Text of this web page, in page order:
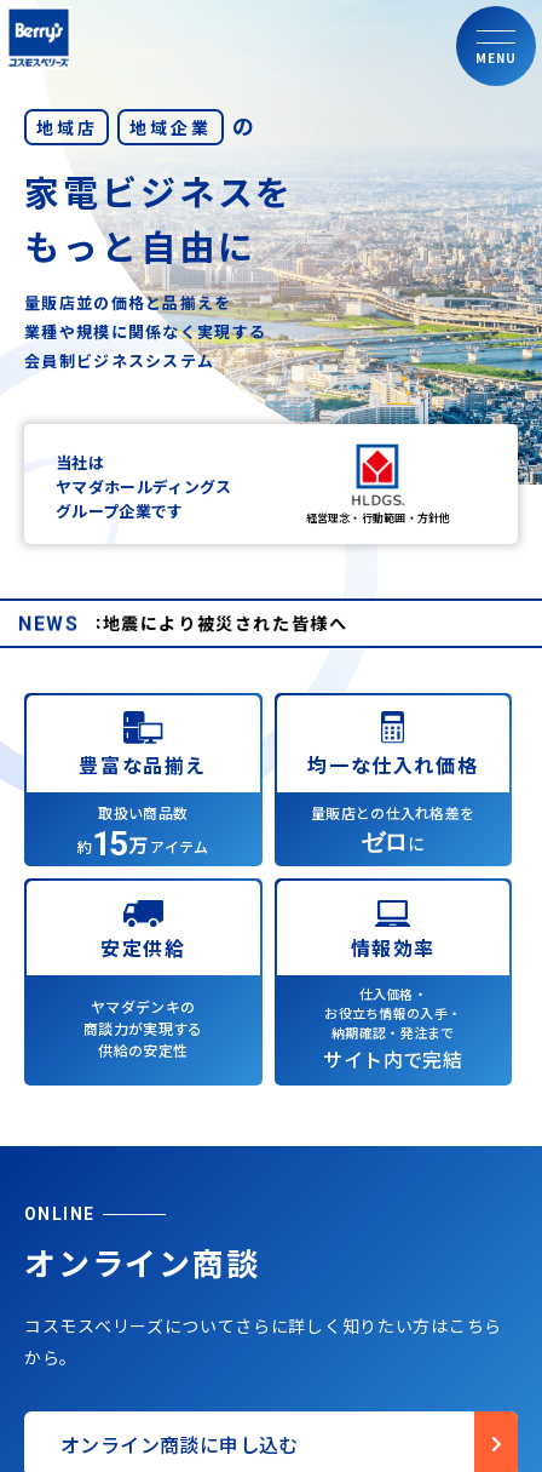
MENU
地域店 地域企業 の
家電ビジネスを
もっと自由に
量販店並の価格と品揃えを
業種や規模に関係なく実現する
会員制ビジネスシステム
当社は
ヤマダホールディングス
グループ企業です
経営理念・行動範囲・方針他
NEWS
年熊本地震により被災された皆様へ
豊富な品揃え
取扱い商品数
約15万アイテム
均一な仕入れ価格
量販店との仕入れ格差を
ゼロ に
安定供給
ヤマダデンキの
商談力が実現する
供給の安定性
情報効率
仕入価格・
お役立ち情報の入手・
納期確認・発注まで
サイト内で完結
ONLINE
オンライン商談
コスモスベリーズについてさらに詳しく知りたい方はこちら
から。
オンライン商談に申し込む